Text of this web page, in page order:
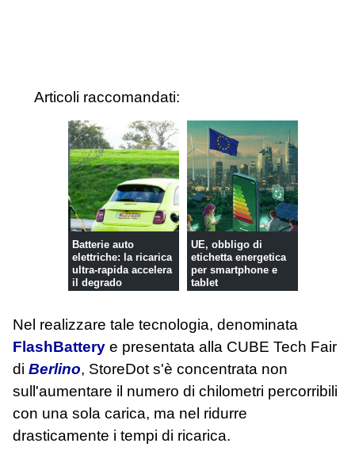
Articoli raccomandati:
Batterie auto
elettriche: la ricarica
ultra-rapida accelera
il degrado
UE, obbligo di
etichetta energetica
per smartphone e
tablet
Nel realizzare tale tecnologia, denominata
FlashBattery e presentata alla CUBE Tech Fair
di Berlino, StoreDot s'è concentrata non
sull'aumentare il numero di chilometri percorribili
con una sola carica, ma nel ridurre
drasticamente i tempi di ricarica.